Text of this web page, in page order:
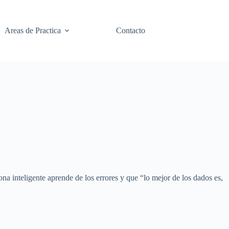
Areas de Practica Contacto
inteligente aprende de los errores y que “lo mejor de los dados es,